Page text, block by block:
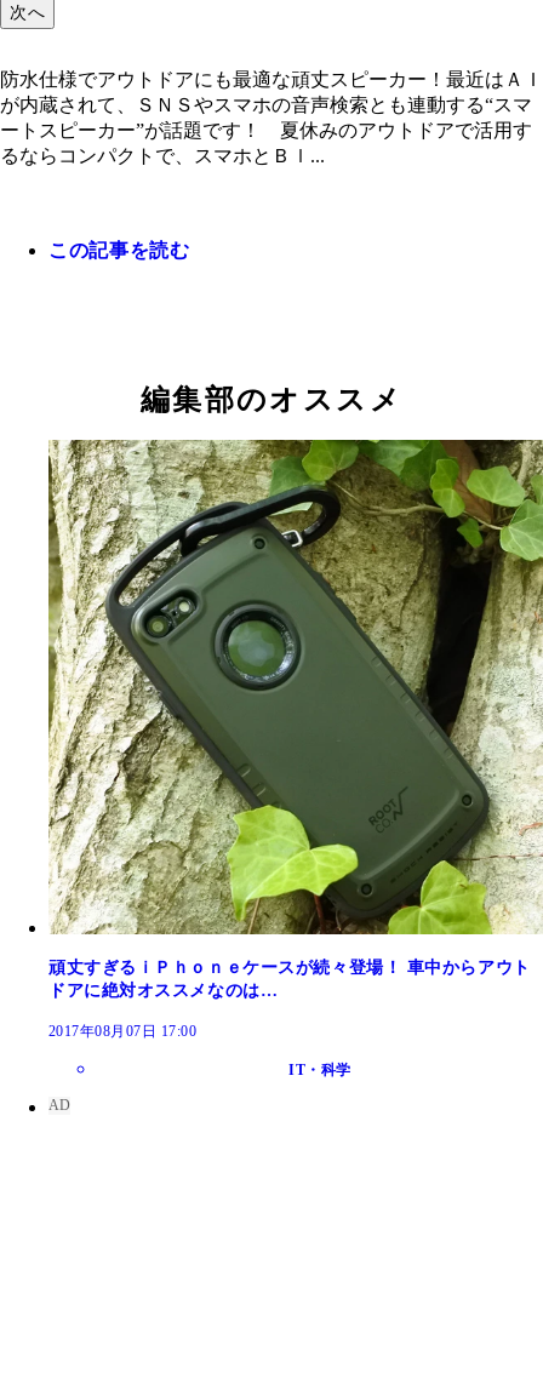
防水仕様でアウトドアにも最適な頑丈スピーカー！
次へ
防水仕様でアウトドアにも最適な頑丈スピーカー！最近はＡＩ
が内蔵されて、ＳＮＳやスマホの音声検索とも連動する“スマ
ートスピーカー”が話題です！ 夏休みのアウトドアで活用す
るならコンパクトで、スマホとＢｌ...
この記事を読む
編集部のオススメ
頑丈すぎるｉＰｈｏｎｅケースが続々登場！ 車中からアウト
ドアに絶対オススメなのは…
2017年08月07日 17:00
IT・科学